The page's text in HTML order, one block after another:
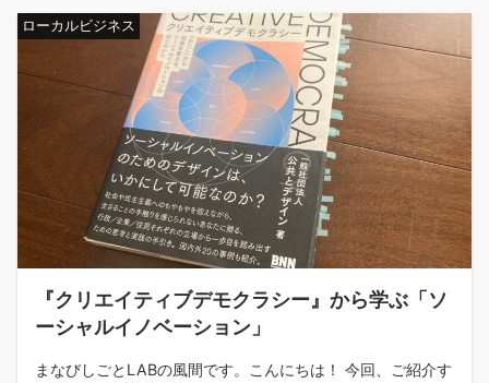
ローカルビジネス
『クリエイティブデモクラシー』から学ぶ「ソ
ーシャルイノベーション」
まなびしごとLABの風間です。こんにちは！ 今回、ご紹介す